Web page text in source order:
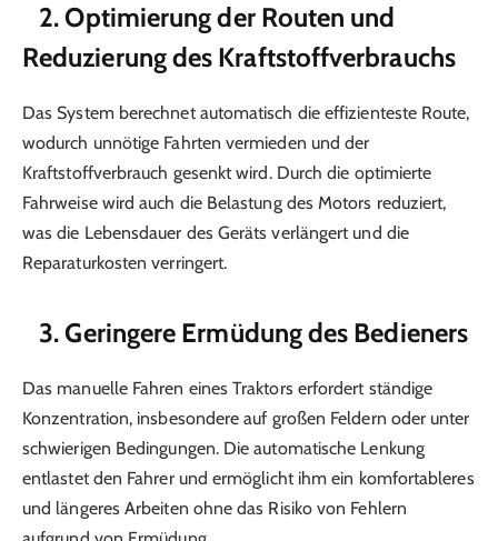
2. Optimierung der Routen und
Reduzierung des Kraftstoffverbrauchs
Das System berechnet automatisch die effizienteste Route,
wodurch unnötige Fahrten vermieden und der
Kraftstoffverbrauch gesenkt wird. Durch die optimierte
Fahrweise wird auch die Belastung des Motors reduziert,
was die Lebensdauer des Geräts verlängert und die
Reparaturkosten verringert.
3. Geringere Ermüdung des Bedieners
Das manuelle Fahren eines Traktors erfordert ständige
Konzentration, insbesondere auf großen Feldern oder unter
schwierigen Bedingungen. Die automatische Lenkung
entlastet den Fahrer und ermöglicht ihm ein komfortableres
und längeres Arbeiten ohne das Risiko von Fehlern